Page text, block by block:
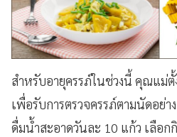
สำหรับอายุครรภ์ในช่วงนี้ คุณแม่
เพื่อรับการตรวจครรภ์ตามนัดอย่
ดื่มน้ำสะอาดวันละ 10 แก้ว เลือก